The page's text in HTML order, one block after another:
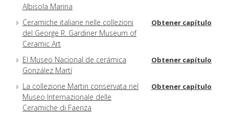
Albisola Marina
Ceramiche italiane nelle collezioni
del George R. Gardiner Museum of
Ceramic Art
Obtener capítulo
El Museo Nacional de cerámica
González Martí
Obtener capítulo
La collezione Martin conservata nel
Museo Internazionale delle
Ceramiche di Faenza
Obtener capítulo